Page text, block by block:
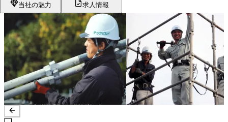
当社の魅力 求人情報